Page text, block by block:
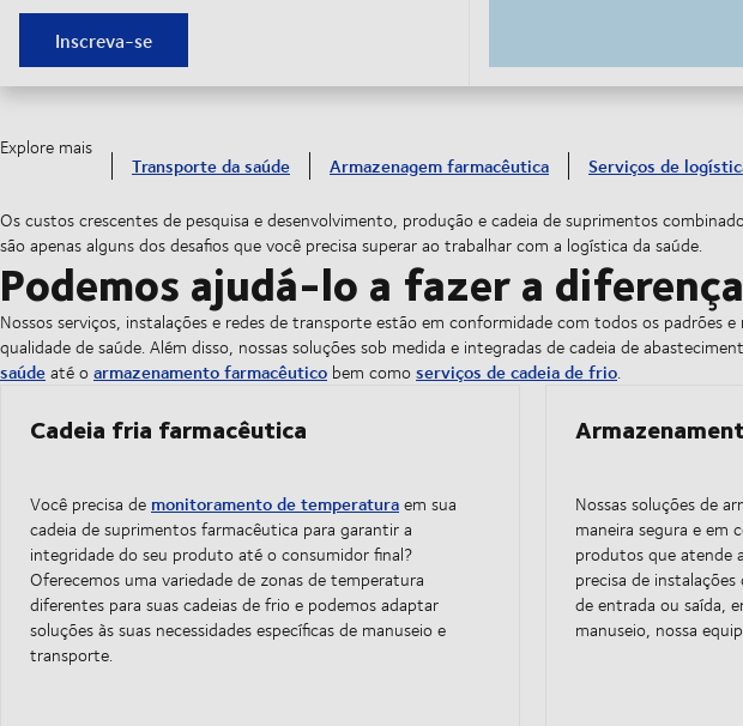
Inscreva-se
Explore mais
Transporte da saúde Armazenagem farmacêutica Serviços de
Os custos crescentes de pesquisa e desenvolvimento, produção e cadeia de suprimentos
são apenas alguns dos desafios que você precisa superar ao trabalhar com a logística da saúde.
Podemos ajudá-lo a fazer a
Nossos serviços, instalações e redes de transporte estão em conformidade com todos os padrões
qualidade de saúde. Além disso, nossas soluções sob medida e integradas de cadeia de
saúdeaté oarmazenamento farmacêutico bem comoserviços de cadeia de frio.
Cadeia fria farmacêutica
Você precisa de monitoramento de temperaturaem sua
cadeia de suprimentos farmacêutica para garantir a
integridade do seu produto até o consumidor final?
Oferecemos uma variedade de zonas de temperatura
diferentes para suas cadeias de frio e podemos adaptar
soluções às suas necessidades específicas de manuseio e
transporte.
Nossas soluções de
maneira segura e em
produtos que atende
precisa de
de entrada ou saída,
manuseio, nossa